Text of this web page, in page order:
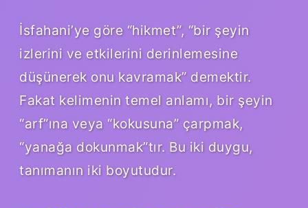
İsfahani’ye göre “hikmet”, “bir şeyin
izlerini ve etkilerini derinlemesine
düşünerek onu kavramak” demektir.
Fakat kelimenin temel anlamı, bir şeyin
“arf”ına veya “kokusuna” çarpmak,
“yanağa dokunmak”tır. Bu iki duygu,
tanımanın iki boyutudur.